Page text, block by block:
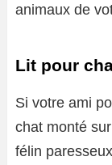
animaux de
Lit pour
Si votre ami
chat monté
félin